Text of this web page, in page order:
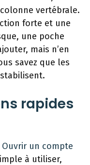
vertébrale.
forte et une
une poche
mais n’en
savez que les
rapides
Ouvrir un compte
à utiliser,